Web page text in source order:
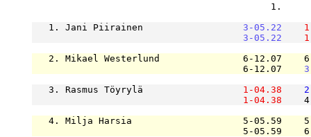
1.
   1. Jani Piirainen
3-05.22
3-05.22
2. Mikael Westerlund               6-12.07
                                      6-12.07
   3. Rasmus Töyrylä
1-04.38
1-04.38
4. Milja Harsia                    5-05.59
5-05.59